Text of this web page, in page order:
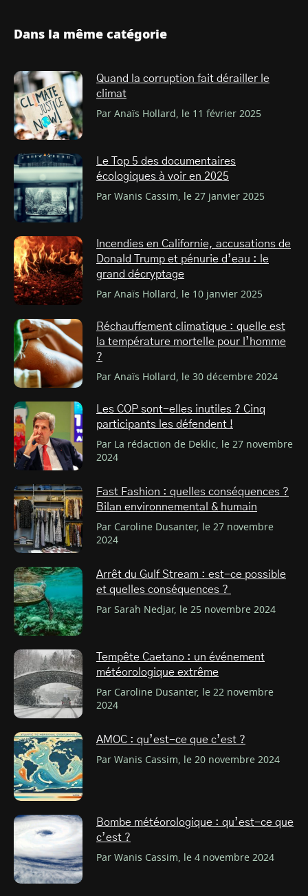
Dans la même catégorie
Quand la corruption fait dérailler le
climat
Par Anaïs Hollard, le 11 février 2025
Le Top 5 des documentaires
écologiques à voir en 2025
Par Wanis Cassim, le 27 janvier 2025
Incendies en Californie, accusations de
Donald Trump et pénurie d’eau : le
grand décryptage
Par Anaïs Hollard, le 10 janvier 2025
Réchauffement climatique : quelle est
la température mortelle pour l’homme
?
Par Anaïs Hollard, le 30 décembre 2024
Les COP sont-elles inutiles ? Cinq
participants les défendent !
Par La rédaction de Deklic, le 27 novembre
2024
Fast Fashion : quelles conséquences ?
Bilan environnemental & humain
Par Caroline Dusanter, le 27 novembre
2024
Arrêt du Gulf Stream : est-ce possible
et quelles conséquences ?
Par Sarah Nedjar, le 25 novembre 2024
Tempête Caetano : un événement
météorologique extrême
Par Caroline Dusanter, le 22 novembre
2024
AMOC : qu’est-ce que c’est ?
Par Wanis Cassim, le 20 novembre 2024
Bombe météorologique : qu’est-ce que
c’est ?
Par Wanis Cassim, le 4 novembre 2024